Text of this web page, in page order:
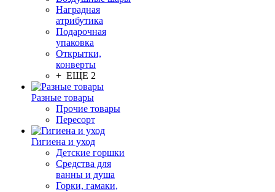
Наградная
атрибутика
Подарочная
упаковка
Открытки,
конверты
+ ЕЩЕ 2
Разные товары
Прочие товары
Пересорт
Гигиена и уход
Детские горшки
Средства для
ванны и душа
Горки, гамаки,